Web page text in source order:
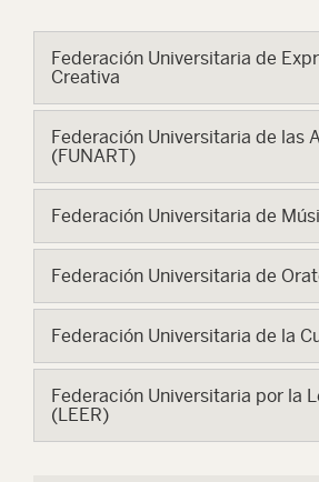
Federación Universitaria de
Creativa
Federación Universitaria de las
(FUNART)
Federación Universitaria de
Federación Universitaria de
Federación Universitaria de la
Federación Universitaria por la
(LEER)